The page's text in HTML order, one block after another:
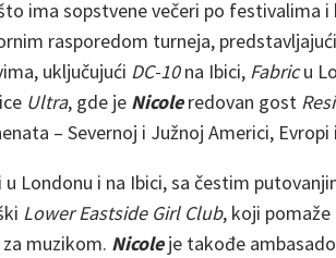
ima sopstvene večeri po festivalima
rasporedom turneja,
uključujući DC-10na Ibici, Fabricu
Ultra, gde je Nicoleredovan gost
– Severnoj i Južnoj Americi, Evropi
u Londonu i na Ibici, sa čestim
Lower Eastside Girl Club, koji
muzikom. Nicole je takođe